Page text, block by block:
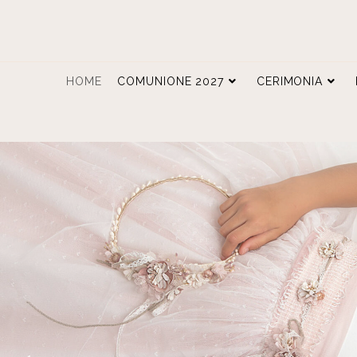
HOME COMUNIONE 2027 CERIMONIA